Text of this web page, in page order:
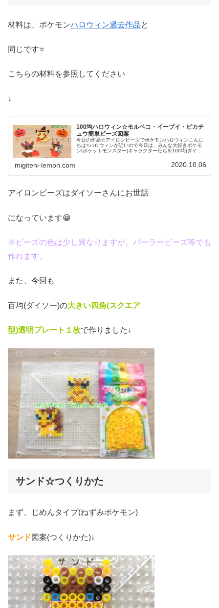
材料は、ポケモンハロウィン過去作品と
同じです⭐
こちらの材料を参照してください
↓
100均ハロウィン☆モルペコ・イーブイ・ピカチ
ュウ簡単ビーズ図案
今日の作品☆アイロンビーズでポケモンハロウィンこんに
ちは⭐ハロウィンが近いので今日は、みんな大好きポケモ
ン(ポケットモンスター)キャラクターたちを100均(ダイソ
migiteni-lemon.com 2020.10.06
アイロンビーズはダイソーさんにお世話
になっています😁
※ビーズの色は少し異なりますが、パーラービーズ等でも
作れます。
また、今回も
百均(ダイソー)の大きい四角(スクエア
型)透明プレート１枚で作りました↓
サンド☆つくりかた
まず、じめんタイプ(ねずみポケモン)
サンド図案(つくりかた)↓